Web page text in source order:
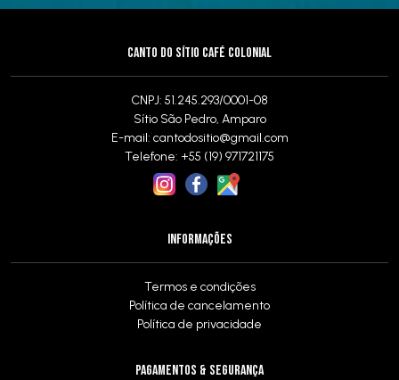
CANTO DO SÍTIO CAFÉ COLONIAL
CNPJ: 51.245.293/0001-08
Sítio São Pedro, Amparo
E-mail: cantodositio@gmail.com
Telefone: +55 (19) 971721175
INFORMAÇÕES
Termos e condições
Política de cancelamento
Política de privacidade
PAGAMENTOS & SEGURANÇA